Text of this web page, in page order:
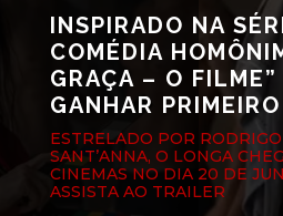
INSPIRADO NA
COMÉDIA
GRAÇA – O FILME”
GANHAR
ESTRELADO POR RODRIGO
SANT’ANNA, O LONGA
CINEMAS NO DIA 20 DE
ASSISTA AO TRAILER